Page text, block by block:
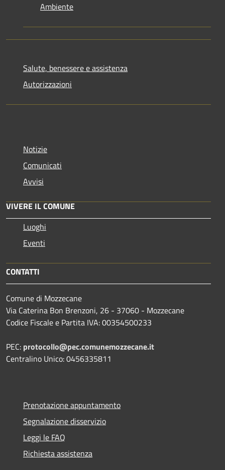
Ambiente
Salute, benessere e assistenza
Autorizzazioni
Notizie
Comunicati
Avvisi
VIVERE IL COMUNE
Luoghi
Eventi
CONTATTI
Comune di Mozzecane
Via Caterina Bon Brenzoni, 26 - 37060 - Mozzecane
Codice Fiscale e Partita IVA: 00354500233
PEC: protocollo@pec.comunemozzecane.it
Centralino Unico: 0456335811
Prenotazione appuntamento
Segnalazione disservizio
Leggi le FAQ
Richiesta assistenza